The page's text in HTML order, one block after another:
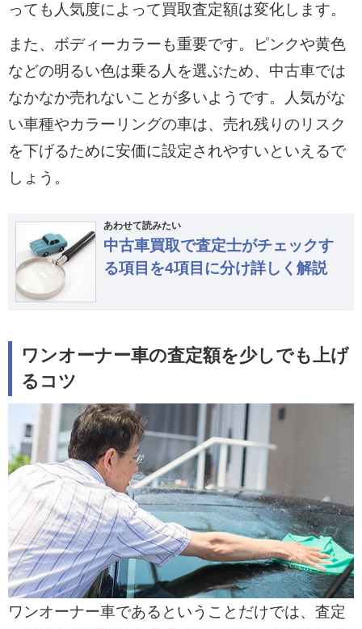
っても人気度によって買取査定額は変化します。
また、ボディーカラーも重要です。ピンクや黄色
などの明るい色は乗る人を選ぶため、中古車では
なかなか売れないことが多いようです。人気がな
い車種やカラーリングの車は、売れ残りのリスク
を下げるために安価に設定されやすいといえるで
しょう。
あわせて読みたい
中古車買取で査定士がチェックす
る項目を4項目に分け詳しく解説
ワンオーナー車の査定額を少しでも上げ
るコツ
ワンオーナー車であるということだけでは、査定